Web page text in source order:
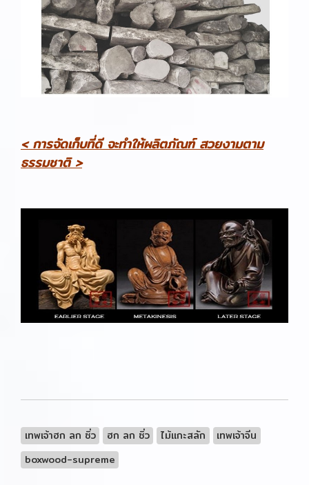
< การจัดเก็บที่ดี จะทำให้ผลิตภัณฑ์ สวยงามตาม
ธรรมชาติ >
เทพเจ้าฮก ลก ซิ่ว ฮก ลก ซิ่ว ไม้แกะสลัก
เทพเจ้าจีน
boxwood-supreme